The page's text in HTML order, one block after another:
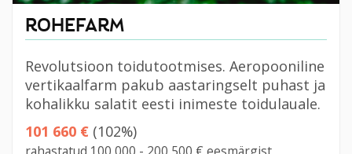
ROHEFARM
Revolutsioon toidutootmises. Aeropooniline
vertikaalfarm pakub aastaringselt puhast ja
kohalikku salatit eesti inimeste toidulauale.
101 660 € (102%)